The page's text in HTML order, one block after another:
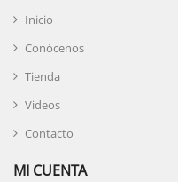
Inicio
Conócenos
Tienda
Videos
Contacto
MI CUENTA